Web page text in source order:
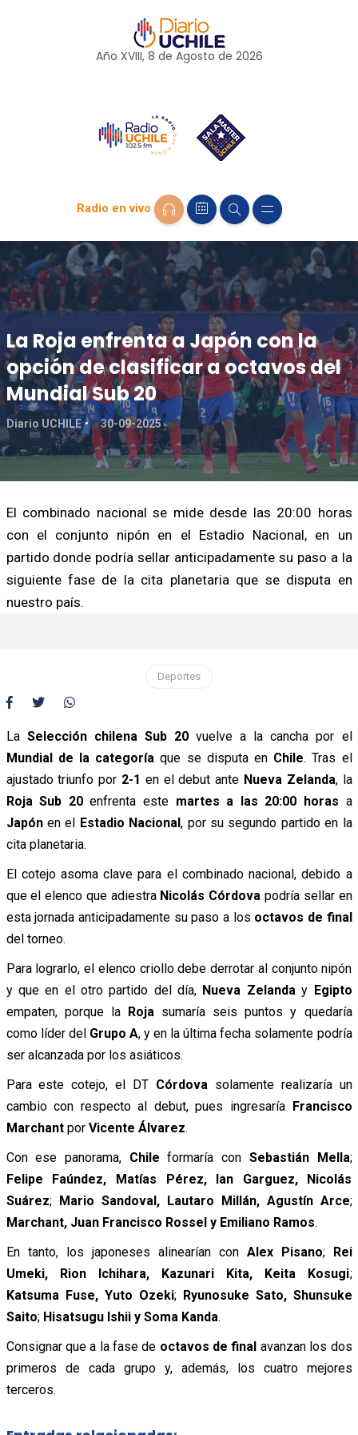
Año XVIII, 8 de Agosto de 2026
Radio en vivo
La Roja enfrenta a Japón con la
opción de clasificar a octavos del
Mundial Sub 20
Diario UCHILE 30-09-2025
El combinado nacional se mide desde las 20:00 horas
con el conjunto nipón en el Estadio Nacional, en un
partido donde podría sellar anticipadamente su paso a la
siguiente fase de la cita planetaria que se disputa en
nuestro país.
Deportes
La Selección chilena Sub 20vuelve a la cancha por el
Mundial de la categoría que se disputa en Chile. Tras el
ajustado triunfo por 2-1 en el debut ante Nueva Zelanda, la
Roja Sub 20enfrenta este martes a las 20:00 horas a
Japónen el Estadio Nacional, por su segundo partido en la
cita planetaria.
El cotejo asoma clave para el combinado nacional, debido a
que el elenco que adiestra Nicolás Córdova podría sellar en
esta jornada anticipadamente su paso a los octavos de final
del torneo.
Para lograrlo, el elenco criollo debe derrotar al conjunto nipón
y que en el otro partido del día, Nueva Zelanda y Egipto
empaten, porque la Roja sumaría seis puntos y quedaría
como líder del Grupo A, y en la última fecha solamente podría
ser alcanzada por los asiáticos.
Para este cotejo, el DT Córdova solamente realizaría un
cambio con respecto al debut, pues ingresaría Francisco
Marchantpor Vicente Álvarez.
Con ese panorama, Chile formaría con Sebastián Mella;
Felipe Faúndez, Matías Pérez, Ian Garguez, Nicolás
Suárez; Mario Sandoval, Lautaro Millán, Agustín Arce;
Marchant, Juan Francisco Rossel y Emiliano Ramos.
En tanto, los japoneses alinearían con Alex Pisano; Rei
Umeki, Rion Ichihara, Kazunari Kita, Keita Kosugi;
Katsuma Fuse, Yuto Ozeki; Ryunosuke Sato, Shunsuke
Saito; Hisatsugu Ishii y Soma Kanda.
Consignar que a la fase de octavos de final avanzan los dos
primeros de cada grupo y, además, los cuatro mejores
terceros.